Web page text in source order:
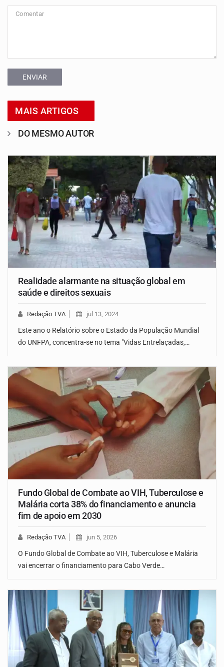
ENVIAR
MAIS ARTIGOS
DO MESMO AUTOR
Realidade alarmante na situação global em
saúde e direitos sexuais
Redação TVA jul 13, 2024
Este ano o Relatório sobre o Estado da População Mundial
do UNFPA, concentra-se no tema "Vidas Entrelaçadas,…
Fundo Global de Combate ao VIH, Tuberculose e
Malária corta 38% do financiamento e anuncia
fim de apoio em 2030
Redação TVA jun 5, 2026
O Fundo Global de Combate ao VIH, Tuberculose e Malária
vai encerrar o financiamento para Cabo Verde…